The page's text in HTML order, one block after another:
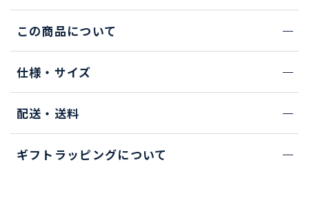
この商品について
仕様・サイズ
配送・送料
ギフトラッピングについて